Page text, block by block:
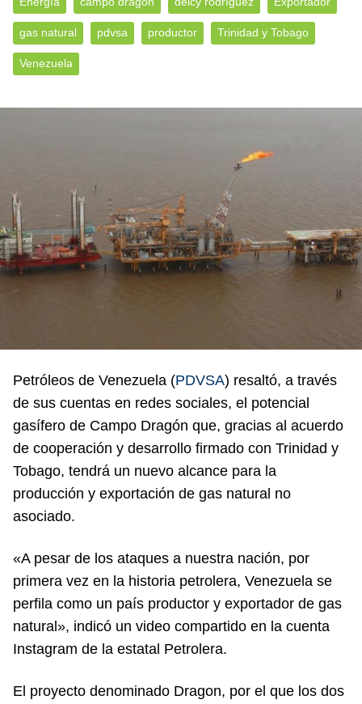
gas natural pdvsa productor Trinidad y Tobago
Venezuela
Petróleos de Venezuela (PDVSA) resaltó, a través
de sus cuentas en redes sociales, el potencial
gasífero de Campo Dragón que, gracias al acuerdo
de cooperación y desarrollo firmado con Trinidad y
Tobago, tendrá un nuevo alcance para la
producción y exportación de gas natural no
asociado.
«A pesar de los ataques a nuestra nación, por
primera vez en la historia petrolera, Venezuela se
perfila como un país productor y exportador de gas
natural», indicó un video compartido en la cuenta
Instagram de la estatal Petrolera.
El proyecto denominado Dragon, por el que los dos